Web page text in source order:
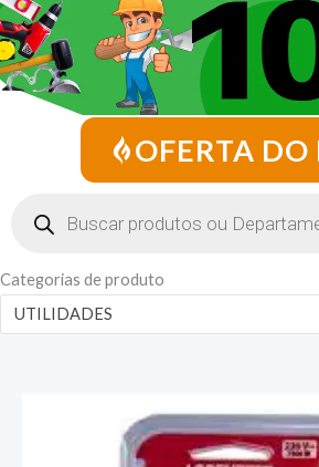
OFERTA
Categorias de produto
UTILIDADES